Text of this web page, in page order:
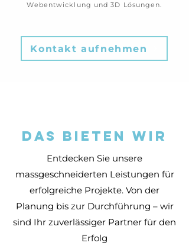
Webentwicklung und 3D Lösungen.
Kontakt aufnehmen
Das bieten wir
Entdecken Sie unsere
massgeschneiderten Leistungen für
erfolgreiche Projekte. Von der
Planung bis zur Durchführung – wir
sind Ihr zuverlässiger Partner für den
Erfolg